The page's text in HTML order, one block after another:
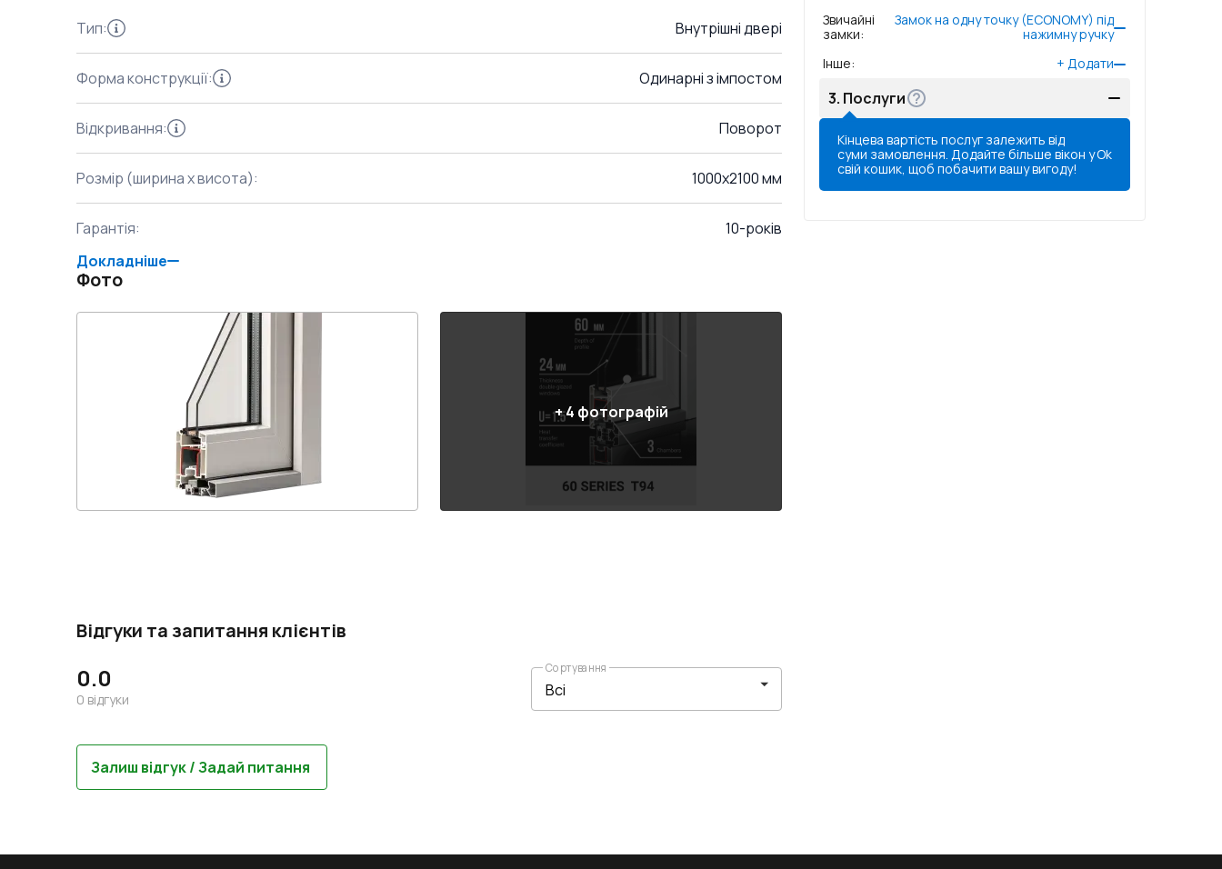
Тип: Внутрішні двері
Форма конструкції: Одинарні з імпостом
Відкривання: Поворот
Розмір (ширина x висота): 1000x2100 мм
Гарантія:
10-років
Докладніше
Фото
+4 фотографій
Відгуки та запитання клієнтів
0.0
0 відгуки
Сортування
Залиш відгук / Задай питання
Звичайні
замки:
Замок на одну точку (ECONOMY) під
нажимну ручку
Інше: + Додати
3. Послуги
Кінцева вартість послуг залежить від
суми замовлення. Додайте більше вікон у
свій кошик, щоб побачити вашу вигоду!
Ok